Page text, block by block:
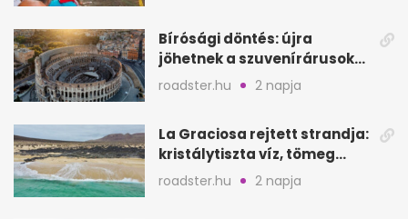
Bírósági döntés: újra
jöhetnek a szuvenírárusok
Európa ikonikus helyére
roadster.hu 2 napja
La Graciosa rejtett strandja:
kristálytiszta víz, tömeg
nélkül
roadster.hu 2 napja